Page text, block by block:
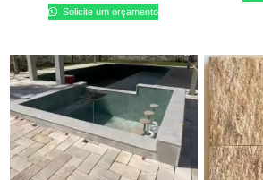
Solicite um orçamento